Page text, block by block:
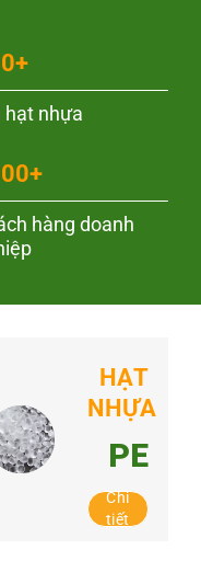
hạt nhựa
hàng doanh
HẠT
NHỰA
PE
Chi
tiết